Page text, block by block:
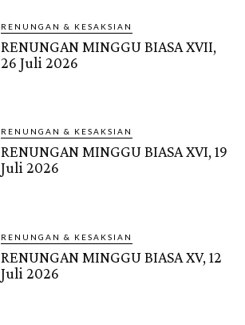
RENUNGAN & KESAKSIAN
RENUNGAN MINGGU BIASA XVII,
26 Juli 2026
RENUNGAN & KESAKSIAN
RENUNGAN MINGGU BIASA XVI, 19
Juli 2026
RENUNGAN & KESAKSIAN
RENUNGAN MINGGU BIASA XV, 12
Juli 2026